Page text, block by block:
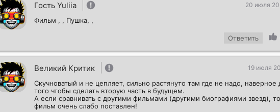
Гость Yuliia 20 июля
Фильм , , Пушка, ,
Ответить
Великий Критик 19 июля
Скучноватый и не цепляет, сильно растянуто там где не надо, наверное
того чтобы сделать вторую часть в будущем.
А если сравнивать с другими фильмами (другими биографиями звезд),
фильм очень слабо поставлен!